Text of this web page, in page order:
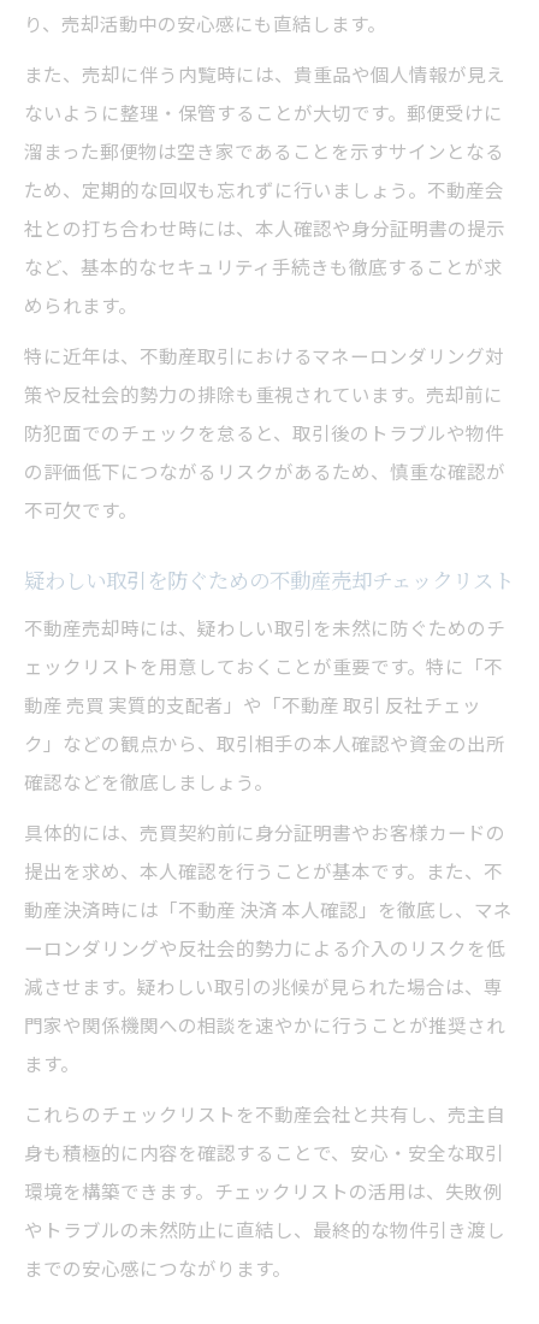
り、売却活動中の安心感にも直結します。
また、売却に伴う内覧時には、貴重品や個人情報が見え
ないように整理・保管することが大切です。郵便受けに
溜まった郵便物は空き家であることを示すサインとなる
ため、定期的な回収も忘れずに行いましょう。不動産会
社との打ち合わせ時には、本人確認や身分証明書の提示
など、基本的なセキュリティ手続きも徹底することが求
められます。
特に近年は、不動産取引におけるマネーロンダリング対
策や反社会的勢力の排除も重視されています。売却前に
防犯面でのチェックを怠ると、取引後のトラブルや物件
の評価低下につながるリスクがあるため、慎重な確認が
不可欠です。
疑わしい取引を防ぐための不動産売却チェックリスト
不動産売却時には、疑わしい取引を未然に防ぐためのチ
ェックリストを用意しておくことが重要です。特に「不
動産 売買 実質的支配者」や「不動産 取引 反社チェッ
ク」などの観点から、取引相手の本人確認や資金の出所
確認などを徹底しましょう。
具体的には、売買契約前に身分証明書やお客様カードの
提出を求め、本人確認を行うことが基本です。また、不
動産決済時には「不動産 決済 本人確認」を徹底し、マネ
ーロンダリングや反社会的勢力による介入のリスクを低
減させます。疑わしい取引の兆候が見られた場合は、専
門家や関係機関への相談を速やかに行うことが推奨され
ます。
これらのチェックリストを不動産会社と共有し、売主自
身も積極的に内容を確認することで、安心・安全な取引
環境を構築できます。チェックリストの活用は、失敗例
やトラブルの未然防止に直結し、最終的な物件引き渡し
までの安心感につながります。